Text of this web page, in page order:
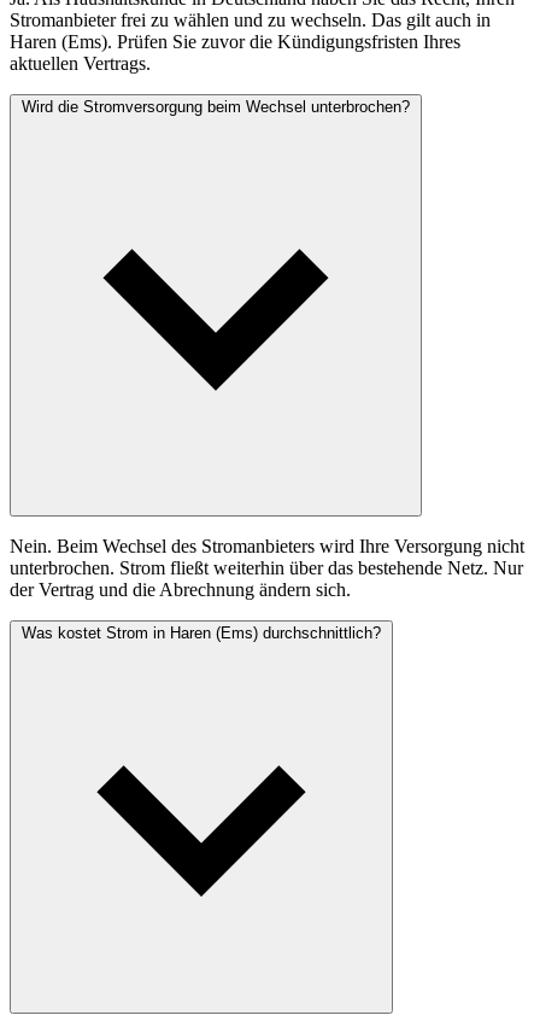
Stromanbieter frei zu wählen und zu wechseln. Das gilt auch in
Haren (Ems). Prüfen Sie zuvor die Kündigungsfristen Ihres
aktuellen Vertrags.
Wird die Stromversorgung beim Wechsel unterbrochen?
Nein. Beim Wechsel des Stromanbieters wird Ihre Versorgung nicht
unterbrochen. Strom fließt weiterhin über das bestehende Netz. Nur
der Vertrag und die Abrechnung ändern sich.
Was kostet Strom in Haren (Ems) durchschnittlich?